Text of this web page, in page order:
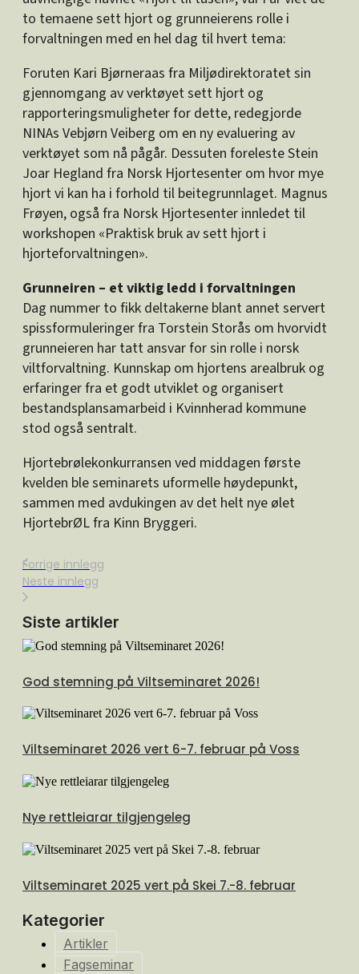
to temaene sett hjort og grunneierens rolle i
forvaltningen med en hel dag til hvert tema:
Foruten Kari Bjørneraas fra Miljødirektoratet sin
gjennomgang av verktøyet sett hjort og
rapporteringsmuligheter for dette, redegjorde
NINAs Vebjørn Veiberg om en ny evaluering av
verktøyet som nå pågår. Dessuten foreleste Stein
Joar Hegland fra Norsk Hjortesenter om hvor mye
hjort vi kan ha i forhold til beitegrunnlaget. Magnus
Frøyen, også fra Norsk Hjortesenter innledet til
workshopen «Praktisk bruk av sett hjort i
hjorteforvaltningen».
Grunneiren – et viktig ledd i forvaltningen
Dag nummer to fikk deltakerne blant annet servert
spissformuleringer fra Torstein Storås om hvorvidt
grunneieren har tatt ansvar for sin rolle i norsk
viltforvaltning. Kunnskap om hjortens arealbruk og
erfaringer fra et godt utviklet og organisert
bestandsplansamarbeid i Kvinnherad kommune
stod også sentralt.
Hjortebrølekonkurransen ved middagen første
kvelden ble seminarets uformelle høydepunkt,
sammen med avdukingen av det helt nye ølet
HjortebrØL fra Kinn Bryggeri.
Forrige innlegg
Neste innlegg
Siste artikler
God stemning på Viltseminaret 2026!
Viltseminaret 2026 vert 6-7. februar på Voss
Nye rettleiarar tilgjengeleg
Viltseminaret 2025 vert på Skei 7.-8. februar
Kategorier
Artikler
Fagseminar